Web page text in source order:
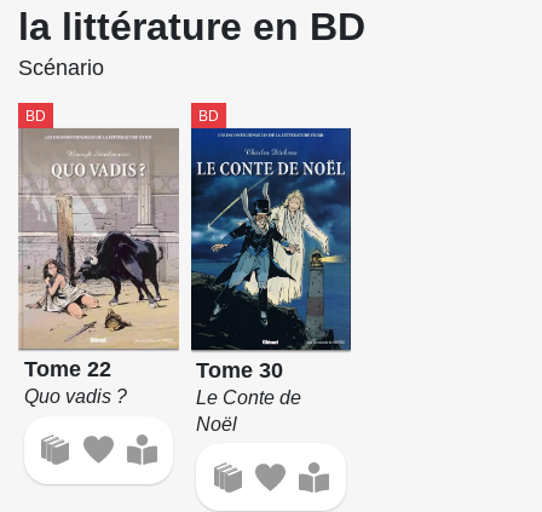
la littérature en BD
Scénario
BD
Tome 22
Quo vadis ?
BD
Tome 30
Le Conte de
Noël